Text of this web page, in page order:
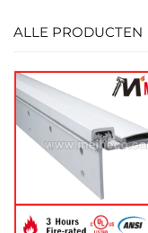
ALLE PRODUCTEN